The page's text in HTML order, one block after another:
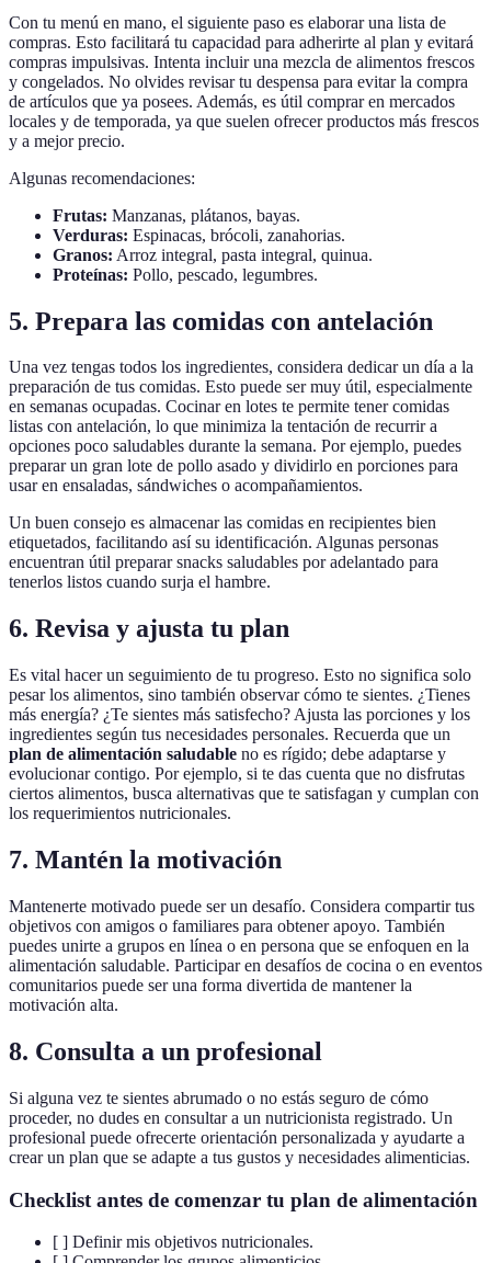
Con tu menú en mano, el siguiente paso es elaborar una lista de
compras. Esto facilitará tu capacidad para adherirte al plan y evitará
compras impulsivas. Intenta incluir una mezcla de alimentos frescos
y congelados. No olvides revisar tu despensa para evitar la compra
de artículos que ya posees. Además, es útil comprar en mercados
locales y de temporada, ya que suelen ofrecer productos más frescos
y a mejor precio.
Algunas recomendaciones:
Frutas: Manzanas, plátanos, bayas.
Verduras: Espinacas, brócoli, zanahorias.
Granos: Arroz integral, pasta integral, quinua.
Proteínas: Pollo, pescado, legumbres.
5. Prepara las comidas con antelación
Una vez tengas todos los ingredientes, considera dedicar un día a la
preparación de tus comidas. Esto puede ser muy útil, especialmente
en semanas ocupadas. Cocinar en lotes te permite tener comidas
listas con antelación, lo que minimiza la tentación de recurrir a
opciones poco saludables durante la semana. Por ejemplo, puedes
preparar un gran lote de pollo asado y dividirlo en porciones para
usar en ensaladas, sándwiches o acompañamientos.
Un buen consejo es almacenar las comidas en recipientes bien
etiquetados, facilitando así su identificación. Algunas personas
encuentran útil preparar snacks saludables por adelantado para
tenerlos listos cuando surja el hambre.
6. Revisa y ajusta tu plan
Es vital hacer un seguimiento de tu progreso. Esto no significa solo
pesar los alimentos, sino también observar cómo te sientes. ¿Tienes
más energía? ¿Te sientes más satisfecho? Ajusta las porciones y los
ingredientes según tus necesidades personales. Recuerda que un
plan de alimentación saludable no es rígido; debe adaptarse y
evolucionar contigo. Por ejemplo, si te das cuenta que no disfrutas
ciertos alimentos, busca alternativas que te satisfagan y cumplan con
los requerimientos nutricionales.
7. Mantén la motivación
Mantenerte motivado puede ser un desafío. Considera compartir tus
objetivos con amigos o familiares para obtener apoyo. También
puedes unirte a grupos en línea o en persona que se enfoquen en la
alimentación saludable. Participar en desafíos de cocina o en eventos
comunitarios puede ser una forma divertida de mantener la
motivación alta.
8. Consulta a un profesional
Si alguna vez te sientes abrumado o no estás seguro de cómo
proceder, no dudes en consultar a un nutricionista registrado. Un
profesional puede ofrecerte orientación personalizada y ayudarte a
crear un plan que se adapte a tus gustos y necesidades alimenticias.
Checklist antes de comenzar tu plan de alimentación
[ ] Definir mis objetivos nutricionales.